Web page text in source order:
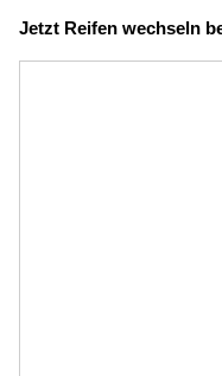
Jetzt Reifen wechseln